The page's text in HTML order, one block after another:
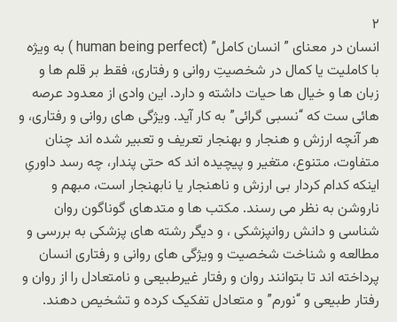
۲
انسان در معنای ” انسان کامل” (human being perfect ) به ویژه
با کاملیت یا کمال در شخصیتِ روانی و رفتاری، فقط بر قلم ها و
زبان ها و خیال ها حیات داشته و دارد. این وادی از معدود عرصه
هائی ست که “نسبی گرائی” به کار آید. ویژگی های روانی و رفتاری، و
هر آنچه ارزش و هنجار و بهنجار تعریف و تعبیر شده اند چنان
متفاوت، متنوع، متغیر و پیچیده اند که حتی پندار، چه رسد داوریِ
اینکه کدام کردار بی ارزش و ناهنجار یا نابهنجار است، مبهم و
ناروشن به نظر می رسند. مکتب ها و متدهای گوناگون روان
شناسی و دانش روانپزشکی ، و دیگر رشته های پزشکی به بررسی و
مطالعه و شناخت شخصیت و ویژگی های روانی و رفتاری انسان
پرداخته اند تا بتوانند روان و رفتار غیرطبیعی و نامتعادل را از روان و
رفتار طبیعی و “نورم” و متعادل تفکیک کرده و تشخیص دهند.